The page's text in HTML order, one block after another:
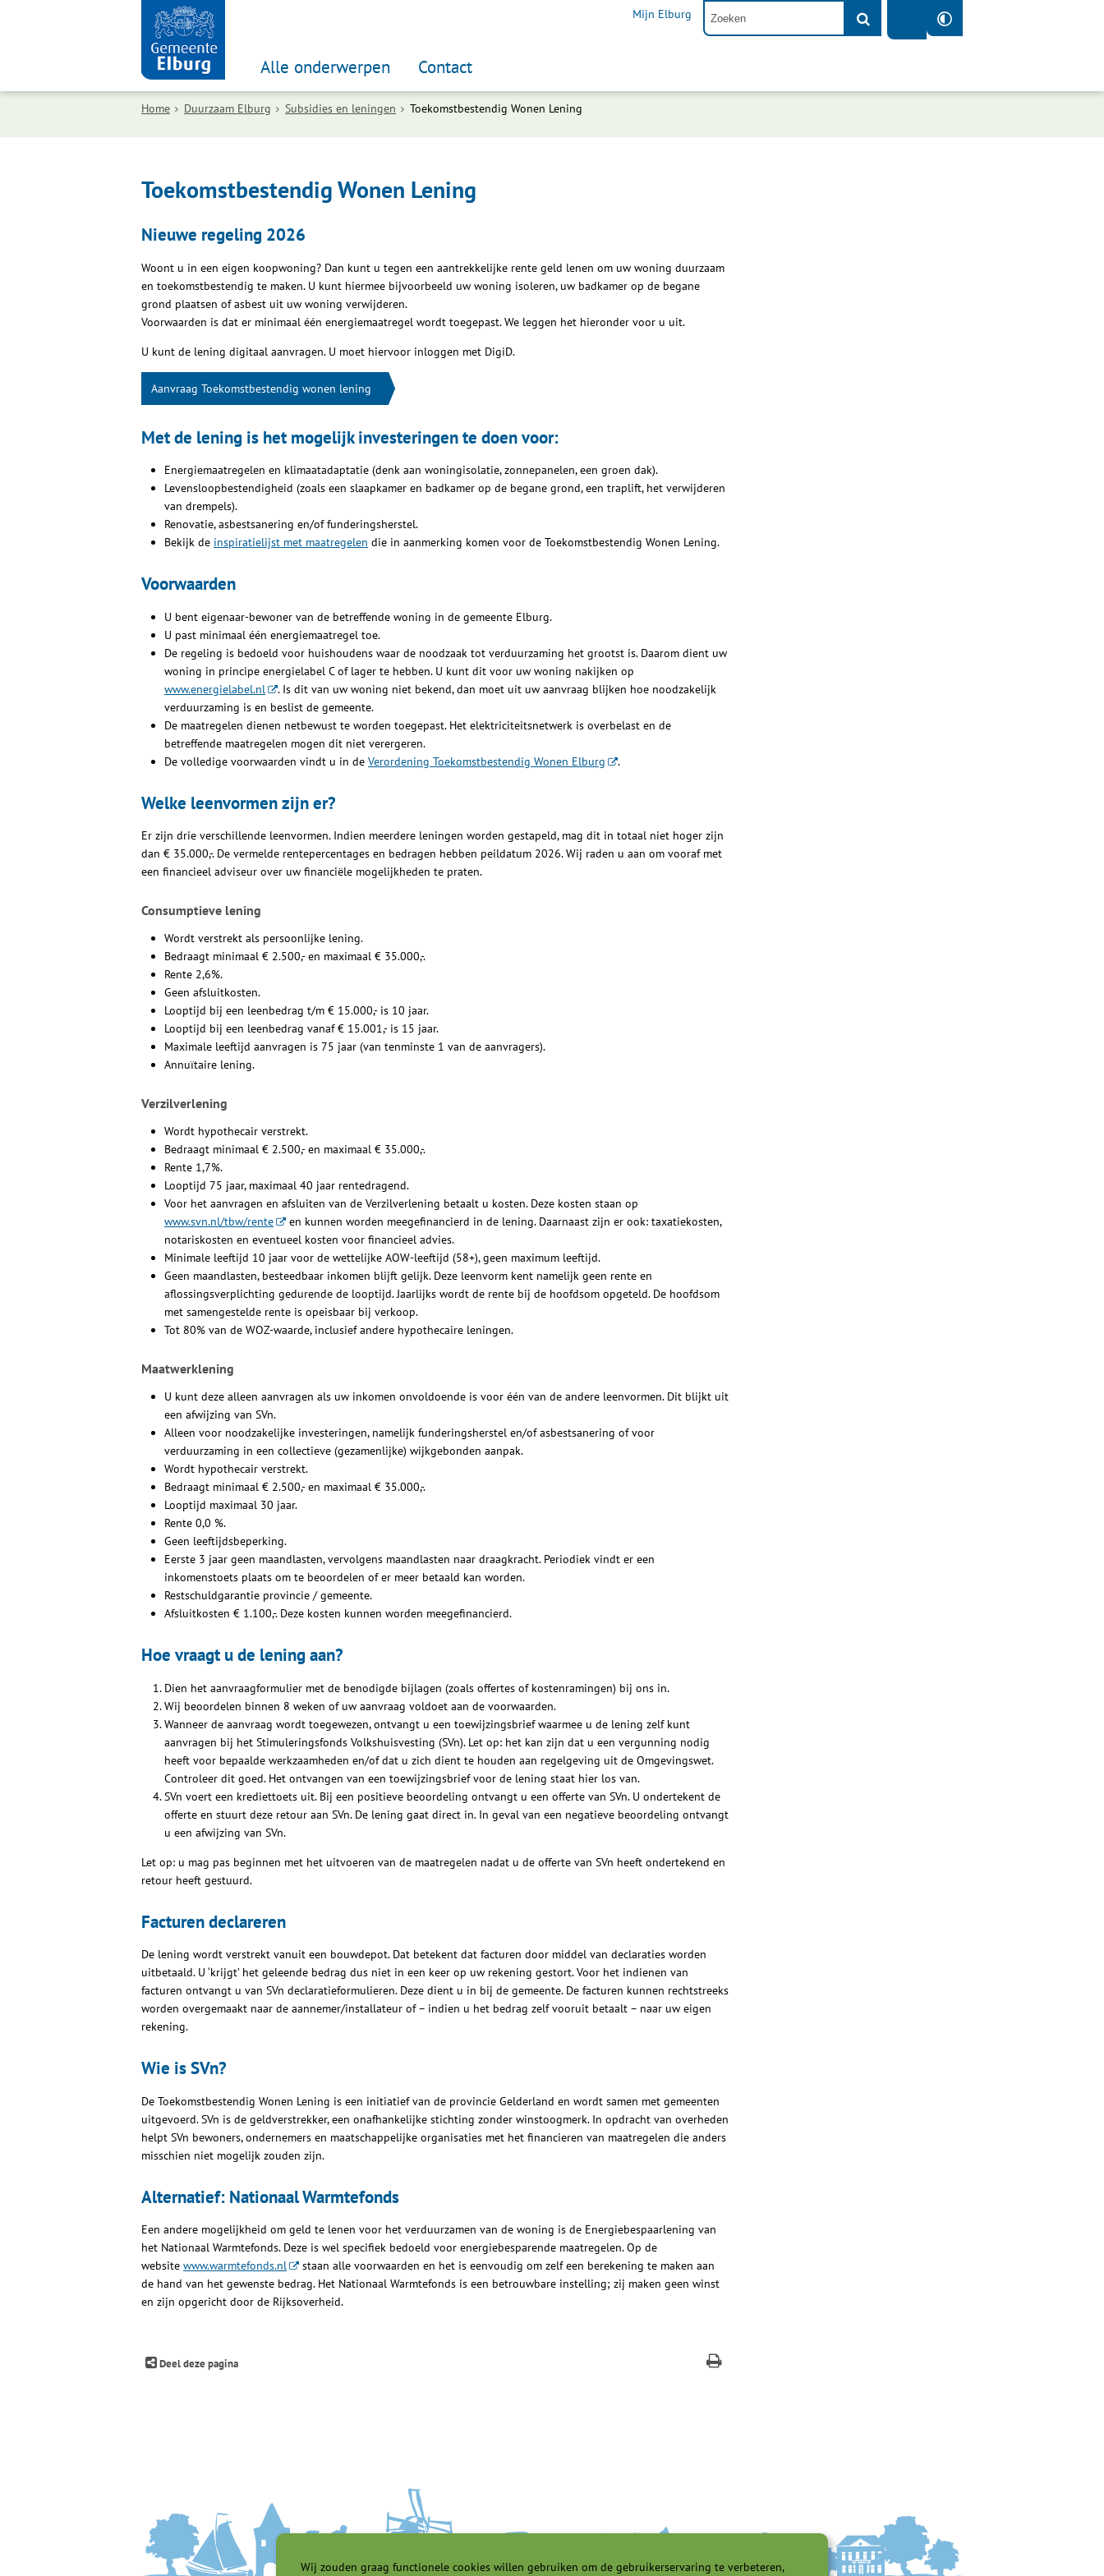
Wij zouden graag functionele cookies willen gebruiken om de gebruikerservaring te verbeteren,
Mijn Elburg
Alle onderwerpen Contact
Home Duurzaam Elburg Subsidies en leningen Toekomstbestendig Wonen Lening
Toekomstbestendig Wonen Lening
Nieuwe regeling 2026
Woont u in een eigen koopwoning? Dan kunt u tegen een aantrekkelijke rente geld lenen om uw woning duurzaam
en toekomstbestendig te maken. U kunt hiermee bijvoorbeeld uw woning isoleren, uw badkamer op de begane
grond plaatsen of asbest uit uw woning verwijderen.
Voorwaarden is dat er minimaal één energiemaatregel wordt toegepast. We leggen het hieronder voor u uit.
U kunt de lening digitaal aanvragen. U moet hiervoor inloggen met DigiD.
Aanvraag Toekomstbestendig wonen lening
Met de lening is het mogelijk investeringen te doen voor:
Energiemaatregelen en klimaatadaptatie (denk aan woningisolatie, zonnepanelen, een groen dak).
Levensloopbestendigheid (zoals een slaapkamer en badkamer op de begane grond, een traplift, het verwijderen
van drempels).
Renovatie, asbestsanering en/of funderingsherstel.
Bekijk de inspiratielijst met maatregelen die in aanmerking komen voor de Toekomstbestendig Wonen Lening.
Voorwaarden
U bent eigenaar-bewoner van de betreffende woning in de gemeente Elburg.
U past minimaal één energiemaatregel toe.
De regeling is bedoeld voor huishoudens waar de noodzaak tot verduurzaming het grootst is. Daarom dient uw
woning in principe energielabel C of lager te hebben. U kunt dit voor uw woning nakijken op
www.energielabel.nl
. Is dit van uw woning niet bekend, dan moet uit uw aanvraag blijken hoe noodzakelijk
verduurzaming is en beslist de gemeente.
De maatregelen dienen netbewust te worden toegepast. Het elektriciteitsnetwerk is overbelast en de
betreffende maatregelen mogen dit niet verergeren.
De volledige voorwaarden vindt u in de Verordening Toekomstbestendig Wonen Elburg .
Welke leenvormen zijn er?
Er zijn drie verschillende leenvormen. Indien meerdere leningen worden gestapeld, mag dit in totaal niet hoger zijn
dan € 35.000,-. De vermelde rentepercentages en bedragen hebben peildatum 2026. Wij raden u aan om vooraf met
een financieel adviseur over uw financiële mogelijkheden te praten.
Consumptieve lening
Wordt verstrekt als persoonlijke lening.
Bedraagt minimaal € 2.500,- en maximaal € 35.000,-.
Rente 2,6%.
Geen afsluitkosten.
Looptijd bij een leenbedrag t/m € 15.000,- is 10 jaar.
Looptijd bij een leenbedrag vanaf € 15.001,- is 15 jaar.
Maximale leeftijd aanvragen is 75 jaar (van tenminste 1 van de aanvragers).
Annuïtaire lening.
Verzilverlening
Wordt hypothecair verstrekt.
Bedraagt minimaal € 2.500,- en maximaal € 35.000,-.
Rente 1,7%.
Looptijd 75 jaar, maximaal 40 jaar rentedragend.
Voor het aanvragen en afsluiten van de Verzilverlening betaalt u kosten. Deze kosten staan op
www.svn.nl/tbw/rente
en kunnen worden meegefinancierd in de lening. Daarnaast zijn er ook: taxatiekosten,
notariskosten en eventueel kosten voor financieel advies.
Minimale leeftijd 10 jaar voor de wettelijke AOW-leeftijd (58+), geen maximum leeftijd.
Geen maandlasten, besteedbaar inkomen blijft gelijk. Deze leenvorm kent namelijk geen rente en
aflossingsverplichting gedurende de looptijd. Jaarlijks wordt de rente bij de hoofdsom opgeteld. De hoofdsom
met samengestelde rente is opeisbaar bij verkoop.
Tot 80% van de WOZ-waarde, inclusief andere hypothecaire leningen.
Maatwerklening
U kunt deze alleen aanvragen als uw inkomen onvoldoende is voor één van de andere leenvormen. Dit blijkt uit
een afwijzing van SVn.
Alleen voor noodzakelijke investeringen, namelijk funderingsherstel en/of asbestsanering of voor
verduurzaming in een collectieve (gezamenlijke) wijkgebonden aanpak.
Wordt hypothecair verstrekt.
Bedraagt minimaal € 2.500,- en maximaal € 35.000,-.
Looptijd maximaal 30 jaar.
Rente 0,0 %.
Geen leeftijdsbeperking.
Eerste 3 jaar geen maandlasten, vervolgens maandlasten naar draagkracht. Periodiek vindt er een
inkomenstoets plaats om te beoordelen of er meer betaald kan worden.
Restschuldgarantie provincie / gemeente.
Afsluitkosten € 1.100,-. Deze kosten kunnen worden meegefinancierd.
Hoe vraagt u de lening aan?
Dien het aanvraagformulier met de benodigde bijlagen (zoals offertes of kostenramingen) bij ons in.
Wij beoordelen binnen 8 weken of uw aanvraag voldoet aan de voorwaarden.
Wanneer de aanvraag wordt toegewezen, ontvangt u een toewijzingsbrief waarmee u de lening zelf kunt
aanvragen bij het Stimuleringsfonds Volkshuisvesting (SVn). Let op: het kan zijn dat u een vergunning nodig
heeft voor bepaalde werkzaamheden en/of dat u zich dient te houden aan regelgeving uit de Omgevingswet.
Controleer dit goed. Het ontvangen van een toewijzingsbrief voor de lening staat hier los van.
SVn voert een krediettoets uit. Bij een positieve beoordeling ontvangt u een offerte van SVn. U ondertekent de
offerte en stuurt deze retour aan SVn. De lening gaat direct in. In geval van een negatieve beoordeling ontvangt
u een afwijzing van SVn.
Let op: u mag pas beginnen met het uitvoeren van de maatregelen nadat u de offerte van SVn heeft ondertekend en
retour heeft gestuurd.
Facturen declareren
De lening wordt verstrekt vanuit een bouwdepot. Dat betekent dat facturen door middel van declaraties worden
uitbetaald. U ‘krijgt’ het geleende bedrag dus niet in een keer op uw rekening gestort. Voor het indienen van
facturen ontvangt u van SVn declaratieformulieren. Deze dient u in bij de gemeente. De facturen kunnen rechtstreeks
worden overgemaakt naar de aannemer/installateur of – indien u het bedrag zelf vooruit betaalt – naar uw eigen
rekening.
Wie is SVn?
De Toekomstbestendig Wonen Lening is een initiatief van de provincie Gelderland en wordt samen met gemeenten
uitgevoerd. SVn is de geldverstrekker, een onafhankelijke stichting zonder winstoogmerk. In opdracht van overheden
helpt SVn bewoners, ondernemers en maatschappelijke organisaties met het financieren van maatregelen die anders
misschien niet mogelijk zouden zijn.
Alternatief: Nationaal Warmtefonds
Een andere mogelijkheid om geld te lenen voor het verduurzamen van de woning is de Energiebespaarlening van
het Nationaal Warmtefonds. Deze is wel specifiek bedoeld voor energiebesparende maatregelen. Op de
website www.warmtefonds.nl
staan alle voorwaarden en het is eenvoudig om zelf een berekening te maken aan
de hand van het gewenste bedrag. Het Nationaal Warmtefonds is een betrouwbare instelling; zij maken geen winst
en zijn opgericht door de Rijksoverheid.
Deel deze pagina